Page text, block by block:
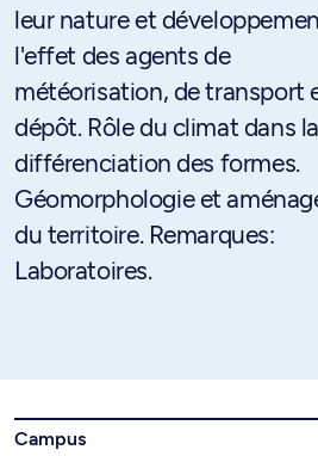
leur nature et
l'effet des agents de
météorisation, de transport
dépôt. Rôle du climat dans la
différenciation des formes.
Géomorphologie et
du territoire. Remarques:
Laboratoires.
Campus